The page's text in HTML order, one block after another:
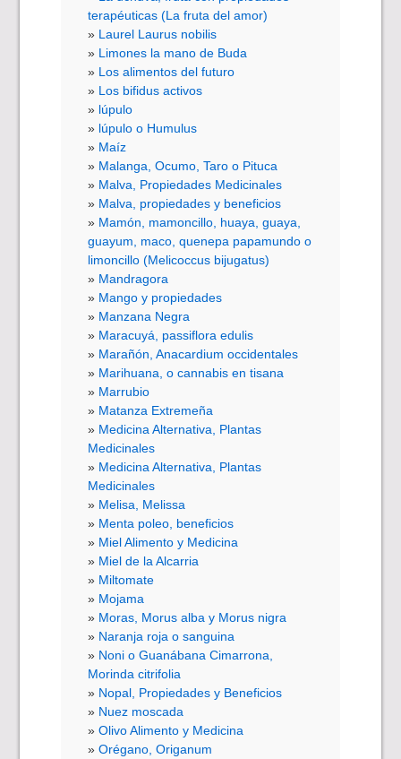
terapéuticas (La fruta del amor)
Laurel Laurus nobilis
Limones la mano de Buda
Los alimentos del futuro
Los bifidus activos
lúpulo
lúpulo o Humulus
Maíz
Malanga, Ocumo, Taro o Pituca
Malva, Propiedades Medicinales
Malva, propiedades y beneficios
Mamón, mamoncillo, huaya, guaya,
guayum, maco, quenepa papamundo o
limoncillo (Melicoccus bijugatus)
Mandragora
Mango y propiedades
Manzana Negra
Maracuyá, passiflora edulis
Marañón, Anacardium occidentales
Marihuana, o cannabis en tisana
Marrubio
Matanza Extremeña
Medicina Alternativa, Plantas
Medicinales
Medicina Alternativa, Plantas
Medicinales
Melisa, Melissa
Menta poleo, beneficios
Miel Alimento y Medicina
Miel de la Alcarria
Miltomate
Mojama
Moras, Morus alba y Morus nigra
Naranja roja o sanguina
Noni o Guanábana Cimarrona,
Morinda citrifolia
Nopal, Propiedades y Beneficios
Nuez moscada
Olivo Alimento y Medicina
Orégano, Origanum